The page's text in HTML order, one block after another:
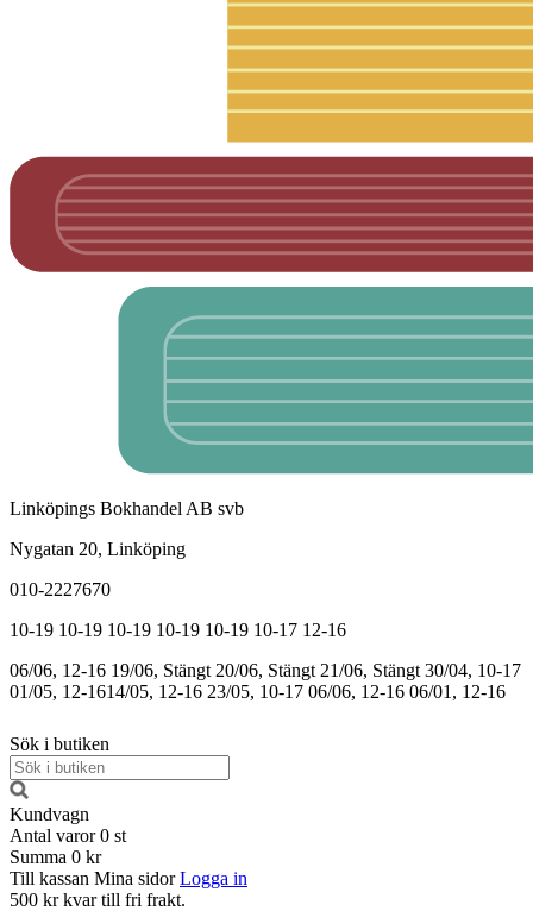
Linköpings Bokhandel AB svb
Nygatan 20, Linköping
010-2227670
10-19 10-19 10-19 10-19 10-19 10-17 12-16
06/06, 12-16 19/06, Stängt 20/06, Stängt 21/06, Stängt 30/04, 10-17
01/05, 12-1614/05, 12-16 23/05, 10-17 06/06, 12-16 06/01, 12-16
Sök i butiken
Kundvagn
Antal varor 0 st
Summa 0 kr
Till kassan Mina sidor Logga in
500 kr kvar till fri frakt.